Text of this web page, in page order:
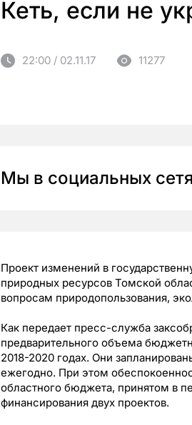
Кеть, если не
22:00 / 02.11.17 11277
Мы в социальных
Проект изменений в
природных ресурсов Томской
вопросам природопользования,
Как передает пресс-служба
предварительного объема
2018-2020 годах. Они
ежегодно. При этом
областного бюджета, принятом в
финансирования двух проектов.